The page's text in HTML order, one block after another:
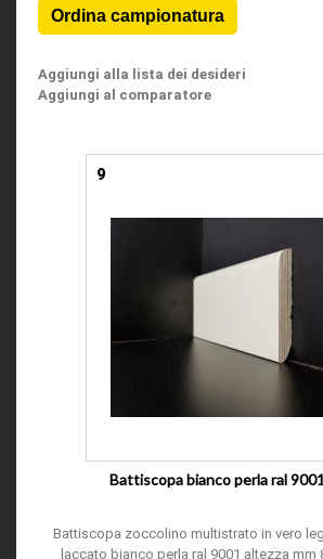
Aggiungi alla lista dei desideri
Aggiungi al comparatore
9
Battiscopa bianco perla ral
Battiscopa zoccolino multistrato in vero
laccato bianco perla ral 9001 altezza mm